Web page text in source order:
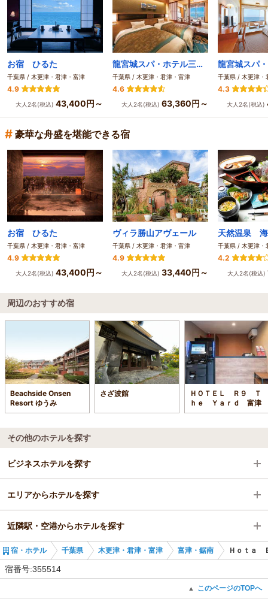
お宿 ひるた
千葉県 / 木更津・君津・富津
4.9
大人2名(税込) 43,400円～
龍宮城スパ・ホテル三日月 富士見亭
千葉県 / 木更津・君津・富津
4.6
大人2名(税込) 63,360円～
千葉県 / 木更津・
4.3
大人2名(税込)
# 豪華な舟盛を堪能できる宿
お宿 ひるた
千葉県 / 木更津・君津・富津
4.9
大人2名(税込) 43,400円～
ヴィラ勝山アヴェール
千葉県 / 木更津・君津・富津
4.9
大人2名(税込) 33,440円～
天然温泉
千葉県 / 木更津・
4.2
大人2名(税込)
周辺のおすすめ宿
Beachside Onsen
Resort ゆうみ
さざ波館
ＨＯＴＥＬ Ｒ９ Ｔ
ｈｅ Ｙａｒｄ 富津
その他のホテルを探す
ビジネスホテルを探す
千葉県
木更津・君津・富津
富津・鋸南
エリアからホテルを探す
千葉県
木更津・君津・富津
近隣駅・空港からホテルを探す
保田駅
宿・ホテル 千葉県 木更津・君津・富津 富津・鋸南 Ｈｏｔａ
宿番号:355514
▲ このページのTOPへ